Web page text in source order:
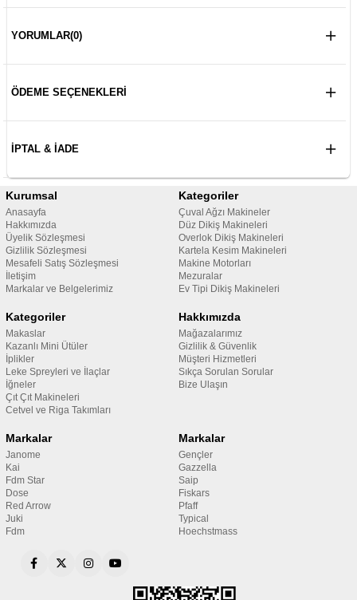
YORUMLAR(0)
ÖDEME SEÇENEKLERI
İPTAL & İADE
Kurumsal
Anasayfa
Hakkımızda
Üyelik Sözleşmesi
Gizlilik Sözleşmesi
Mesafeli Satış Sözleşmesi
İletişim
Markalar ve Belgelerimiz
Kategoriler
Çuval Ağzı Makineler
Düz Dikiş Makineleri
Overlok Dikiş Makineleri
Kartela Kesim Makineleri
Makine Motorları
Mezuralar
Ev Tipi Dikiş Makineleri
Kategoriler
Makaslar
Kazanlı Mini Ütüler
İplikler
Leke Spreyleri ve İlaçlar
İğneler
Çıt Çıt Makineleri
Cetvel ve Riga Takımları
Hakkımızda
Mağazalarımız
Gizlilik & Güvenlik
Müşteri Hizmetleri
Sıkça Sorulan Sorular
Bize Ulaşın
Markalar
Janome
Kai
Fdm Star
Dose
Red Arrow
Juki
Fdm
Markalar
Gençler
Gazzella
Saip
Fiskars
Pfaff
Typical
Hoechstmass